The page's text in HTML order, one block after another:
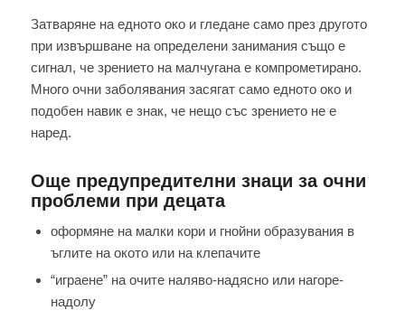
Затваряне на едното око и гледане само през другото
при извършване на определени занимания също е
сигнал, че зрението на малчугана е компрометирано.
Много очни заболявания засягат само едното око и
подобен навик е знак, че нещо със зрението не е
наред.
Още предупредителни знаци за очни
проблеми при децата
оформяне на малки кори и гнойни образувания в
ъглите на окото или на клепачите
“играене” на очите наляво-надясно или нагоре-
надолу